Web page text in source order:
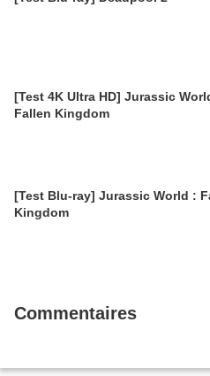
[Test 4K Ultra HD] Jurassic
Fallen Kingdom
[Test Blu-ray] Jurassic World :
Kingdom
Commentaires